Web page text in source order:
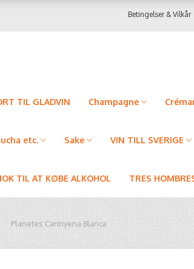
Betingelser & Vilkår
TIL GLADVIN Champagne
etc. Sake VIN TILL SVERIGE
TIL AT KØBE ALKOHOL TRES
Planetes Carinyena Blanca